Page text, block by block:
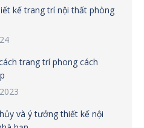
kế trang trí nội thất phòng
trang trí phong cách
và ý tưởng thiết kế nội